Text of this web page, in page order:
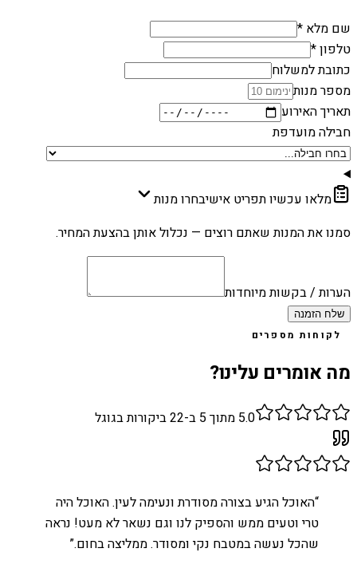
שם מלא *
טלפון *
כתובת למשלוח
מספר מנות
תאריך האירוע
חבילה מועדפת
מלאו עכשיו תפריט אישיבחרו מנות
סמנו את המנות שאתם רוצים — נכלול אותן בהצעת המחיר.
הערות / בקשות מיוחדות
שלח הזמנה
לקוחות מספרים
מה אומרים עלינו?
5.0 מתוך 5 ב- 22ביקורות בגוגל
“האוכל הגיע בצורה מסודרת ונעימה לעין. האוכל היה
טרי וטעים ממש והספיק לנו וגם נשאר לא מעט! נראה
שהכל נעשה במטבח נקי ומסודר. ממליצה בחום.”